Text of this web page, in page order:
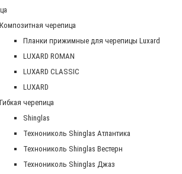
Композитная черепица
Планки прижимные для черепицы Luxard
LUXARD ROMAN
LUXARD CLASSIC
LUXARD
Гибкая черепица
Shinglas
Технониколь Shinglas Атлантика
Технониколь Shinglas Вестерн
Технониколь Shinglas Джаз